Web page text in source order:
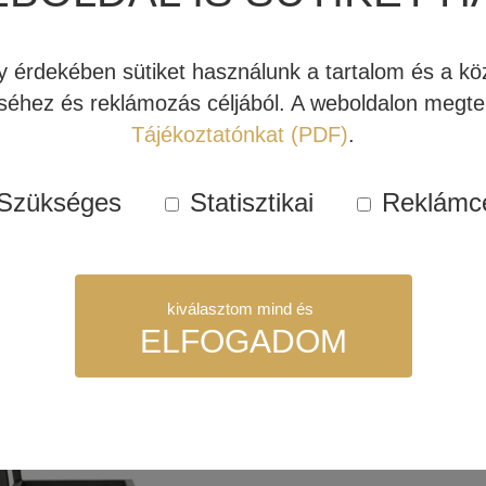
80 HANGFAL
(PÁR)
Ft
JBL STAGE FS
HANGFAL ÁLLVÁNY
PÁR (ESPRESSO)
115.500 Ft
JBL
érdekében sütiket használunk a tartalom és a
és reklámozás céljából. A weboldalon
Tájékoztatónkat (PDF).
Statisztikai
kiválasztom mind és
ELFOGADOM
szükséges sütik. Ezek nélkül a weboldalt nem lehet megtekinteni.